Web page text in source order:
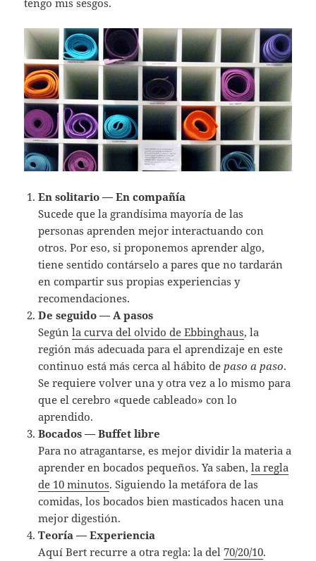
En solitario — En compañía
Sucede que la grandísima mayoría de las
personas aprenden mejor interactuando con
otros. Por eso, si proponemos aprender algo,
tiene sentido contárselo a pares que no tardarán
en compartir sus propias experiencias y
recomendaciones.
De seguido — A pasos
Segúnla curva del olvido de Ebbinghaus, la
región más adecuada para el aprendizaje en este
continuo está más cerca al hábito depaso a paso.
Se requiere volver una y otra vez a lo mismo para
que el cerebro «quede cableado» con lo
aprendido.
Bocados — Buffet libre
Para no atragantarse, es mejor dividir la materia a
aprender en bocados pequeños. Ya saben,la regla
de 10 minutos. Siguiendo la metáfora de las
comidas, los bocados bien masticados hacen una
mejor digestión.
Teoría — Experiencia
Aquí Bert recurre a otra regla: la del 70/20/10.